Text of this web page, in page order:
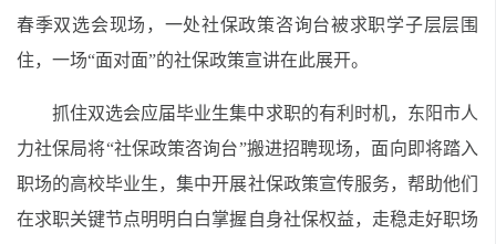
春季双选会现场，一处社保政策咨询台被求职学子层层围
住，一场“面对面”的社保政策宣讲在此展开。
抓住双选会应届毕业生集中求职的有利时机，东阳市人
力社保局将“社保政策咨询台”搬进招聘现场，面向即将踏入
职场的高校毕业生，集中开展社保政策宣传服务，帮助他们
在求职关键节点明明白白掌握自身社保权益，走稳走好职场